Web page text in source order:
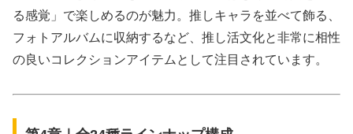
る感覚」で楽しめるのが魅力。推しキャラを並べて飾る、
フォトアルバムに収納するなど、推し活文化と非常に相性
の良いコレクションアイテムとして注目されています。